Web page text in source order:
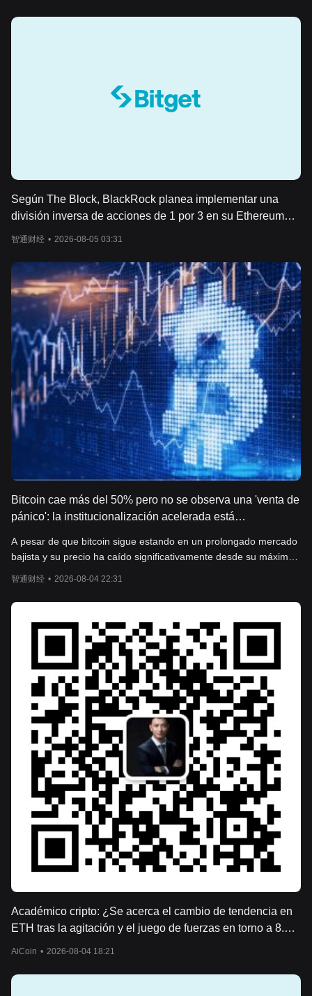
Según The Block, BlackRock planea implementar una
división inversa de acciones de 1 por 3 en su Ethereum
Trust ETF (ETHA) el 6 de octubre, fusionando cada 3
por acción sin modificar el valor total de las posiciones de
los inversores ni el tamaño de los activos del fondo. Eric
Balchunas, analista senior de ETFs de Bloomberg, señaló
que esto reducirá el costo de negociación de 7 puntos
básicos a aproximadamente 2 puntos básicos. El precio a
智通财经 • 2026-08-05 03:31
Bitcoin cae más del 50% pero no se observa una 'venta de
pánico': la institucionalización acelerada está
A pesar de que bitcoin sigue estando en un prolongado mercado
bajista y su precio ha caído significativamente desde su máximo
智通财经 • 2026-08-04 22:31
Académico cripto: ¿Se acerca el cambio de tendencia en
ETH tras la agitación y el juego de fuerzas en torno a 8.5
AiCoin • 2026-08-04 18:21